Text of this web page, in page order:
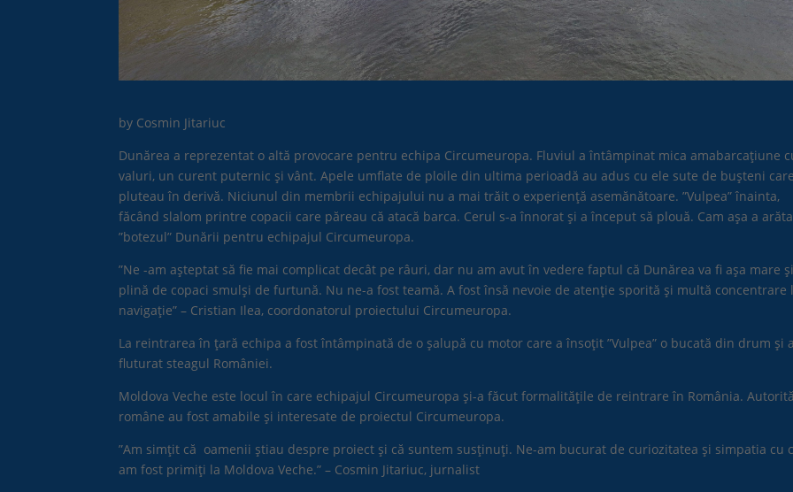
by Cosmin Jitariuc
Dunărea a reprezentat o altă provocare pentru echipa Circumeuropa. Fluviul a întâmpinat mica amabarcațiune
valuri, un curent puternic și vânt. Apele umflate de ploile din ultima perioadă au adus cu ele sute de bușteni care
pluteau în derivă. Niciunul din membrii echipajului nu a mai trăit o experiență asemănătoare. ”Vulpea” înainta,
făcând slalom printre copacii care păreau că atacă barca. Cerul s-a înnorat și a început să plouă. Cam așa a
”botezul” Dunării pentru echipajul Circumeuropa.
”Ne -am așteptat să fie mai complicat decât pe râuri, dar nu am avut în vedere faptul că Dunărea va fi așa mare și
plină de copaci smulși de furtună. Nu ne-a fost teamă. A fost însă nevoie de atenție sporită și multă concentrare
navigație” – Cristian Ilea, coordonatorul proiectului Circumeuropa.
La reintrarea în țară echipa a fost întâmpinată de o șalupă cu motor care a însoțit ”Vulpea” o bucată din drum și a
fluturat steagul României.
Moldova Veche este locul în care echipajul Circumeuropa și-a făcut formalitățile de reintrare în România.
române au fost amabile și interesate de proiectul Circumeuropa.
”Am simțit că oamenii știau despre proiect și că suntem susținuți. Ne-am bucurat de curiozitatea și simpatia cu
am fost primiți la Moldova Veche.” – Cosmin Jitariuc, jurnalist